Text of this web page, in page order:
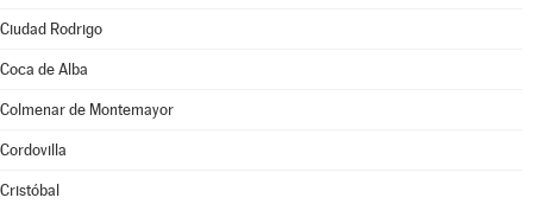
Ciudad Rodrigo
Coca de Alba
Colmenar de Montemayor
Cordovilla
Cristóbal